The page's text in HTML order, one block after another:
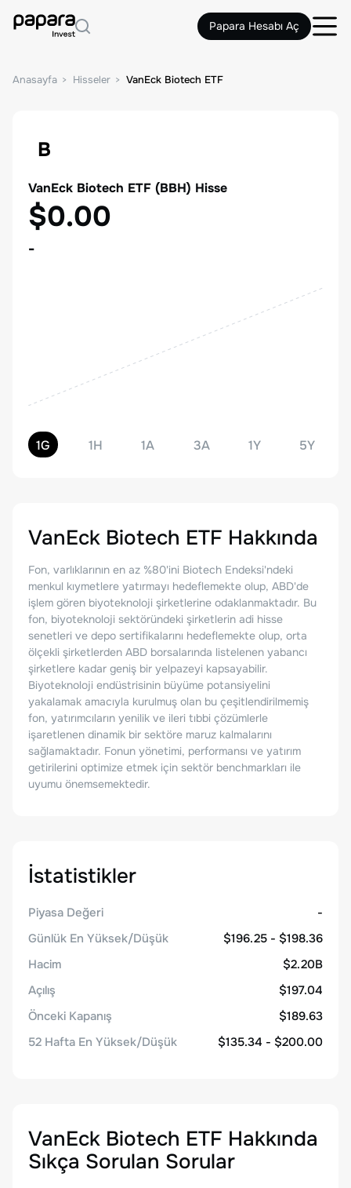
Papara Hesabı Aç
Anasayfa Hisseler VanEck Biotech ETF
B
VanEck Biotech ETF (BBH) Hisse
$0.00
-
1G 1H 1A 3A 1Y 5Y
VanEck Biotech ETF Hakkında
Fon, varlıklarının en az %80'ini Biotech Endeksi'ndeki
menkul kıymetlere yatırmayı hedeflemekte olup, ABD'de
işlem gören biyoteknoloji şirketlerine odaklanmaktadır. Bu
fon, biyoteknoloji sektöründeki şirketlerin adi hisse
senetleri ve depo sertifikalarını hedeflemekte olup, orta
ölçekli şirketlerden ABD borsalarında listelenen yabancı
şirketlere kadar geniş bir yelpazeyi kapsayabilir.
Biyoteknoloji endüstrisinin büyüme potansiyelini
yakalamak amacıyla kurulmuş olan bu çeşitlendirilmemiş
fon, yatırımcıların yenilik ve ileri tıbbi çözümlerle
işaretlenen dinamik bir sektöre maruz kalmalarını
sağlamaktadır. Fonun yönetimi, performansı ve yatırım
getirilerini optimize etmek için sektör benchmarkları ile
uyumu önemsemektedir.
İstatistikler
Piyasa Değeri
-
Günlük En Yüksek/Düşük
$196.25 - $198.36
Hacim
$2.20B
Açılış
$197.04
Önceki Kapanış
$189.63
52 Hafta En Yüksek/Düşük
$135.34 - $200.00
VanEck Biotech ETF Hakkında
Sıkça Sorulan Sorular